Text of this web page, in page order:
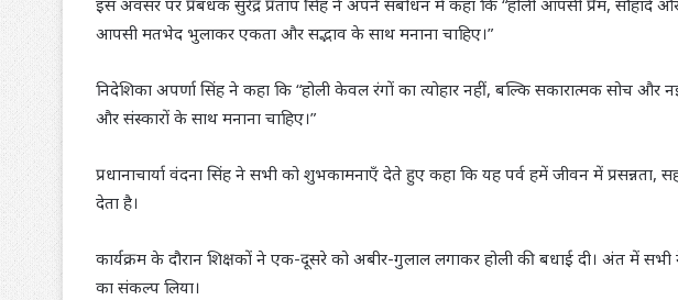
इस अवसर पर प्रबंधक सुरेंद्र प्रताप सिंह ने अपने संबोधन में कहा कि “होली आपसी प्रेम, सौहार्द
आपसी मतभेद भुलाकर एकता और सद्भाव के साथ मनाना चाहिए।”
निदेशिका अपर्णा सिंह ने कहा कि “होली केवल रंगों का त्योहार नहीं, बल्कि सकारात्मक सोच और
और संस्कारों के साथ मनाना चाहिए।”
प्रधानाचार्या वंदना सिंह ने सभी को शुभकामनाएँ देते हुए कहा कि यह पर्व हमें जीवन में
देता है।
कार्यक्रम के दौरान शिक्षकों ने एक-दूसरे को अबीर-गुलाल लगाकर होली की बधाई दी। अंत में
का संकल्प लिया।